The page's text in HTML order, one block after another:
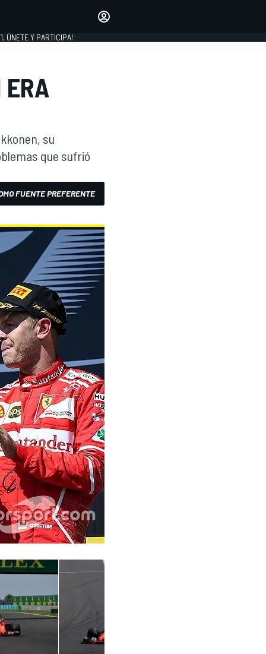
INICIAR SESIÓN
ÚNETE Y PARTICIPA!
ERA
su
que sufrió
FUENTE PREFERENTE